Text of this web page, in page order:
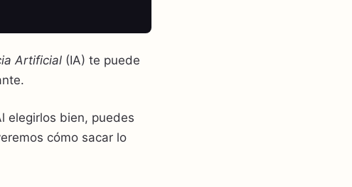
Artificial (IA) te puede
elegirlos bien, puedes
cómo sacar lo